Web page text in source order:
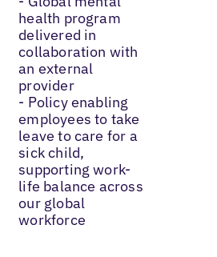
health program
delivered in
collaboration with
an external
provider
- Policy enabling
employees to take
leave to care for a
sick child,
supporting work-
life balance across
our global
workforce